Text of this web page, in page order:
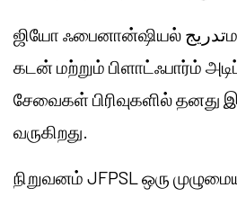
ஜியோ ஃபைனான்ஷியல் تدريجமாக டிஜிட்டல் நிதி,
கடன் மற்றும் பிளாட்ஃபார்ம்
சேவைகள் பிரிவுகளில் தனது
வருகிறது.
நிறுவனம் JFPSL ஒரு